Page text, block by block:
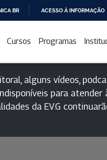
PARA
CONTEÚDO
BR ACESSO À INFORMAÇÃO
Cursos Programas
alguns vídeos,
para atender
da EV.G